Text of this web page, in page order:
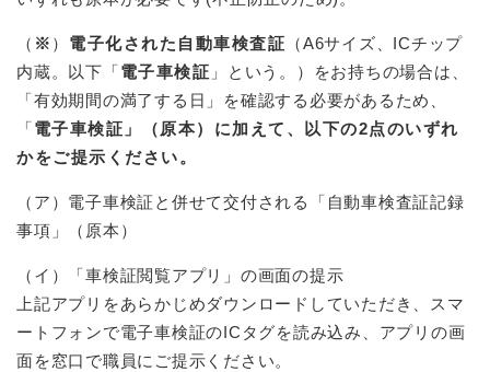
（ ※ ） 電子化された自動車検査証 （A6サイズ、ICチップ
内蔵。以下「電子車検証 」という。）をお持ちの場合は、
「有効期間の満了する日」を確認する必要があるため、
「電子車検証」（原本）に加えて、以下の2点のいずれ
かをご提示ください。
（ア）電子車検証と併せて交付される「自動車検査証記録
事項」（原本）
（イ）「車検証閲覧アプリ」の画面の提示
上記アプリをあらかじめダウンロードしていただき、スマ
ートフォンで電子車検証のICタグを読み込み、アプリの画
面を窓口で職員にご提示ください。